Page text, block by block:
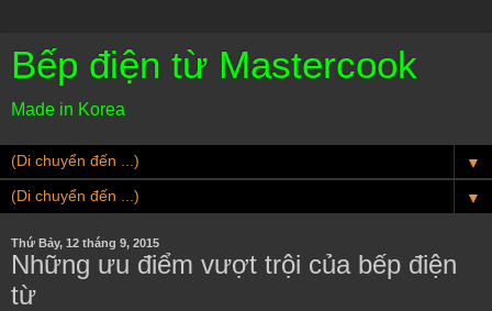
Bếp điện từ Mastercook
Made in Korea
▼
▼
Thứ Bảy, 12 tháng 9, 2015
Những ưu điểm vượt trội của bếp điện
từ